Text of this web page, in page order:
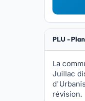
PLU -
La
Juillac
révision.